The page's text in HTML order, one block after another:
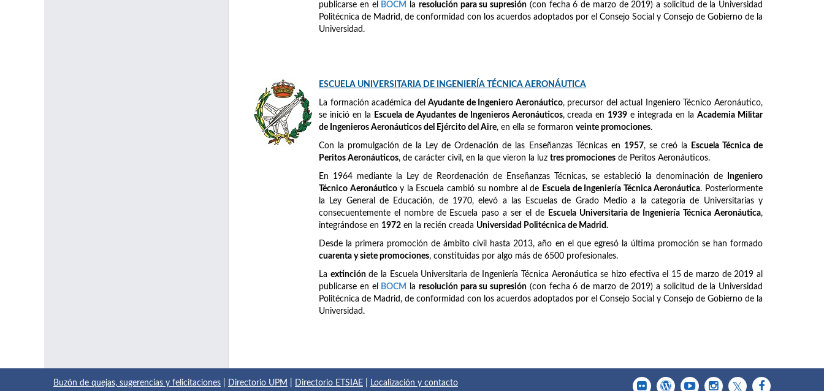
publicarse en el
BOCM la resolución para su supresión (con fecha 6 de marzo de 2019) a solicitud de la Universidad
Politécnica de Madrid, de conformidad con los acuerdos adoptados por el Consejo Social y Consejo de Gobierno de la
Universidad.
ESCUELA UNIVERSITARIA DE INGENIERÍA TÉCNICA AERONÁUTICA
La formación académica delAyudante de Ingeniero Aeronáutico, precursor del actual Ingeniero Técnico Aeronáutico,
se inició en la
Escuela de Ayudantes de Ingenieros Aeronáuticos, creada en 1939 e integrada en laAcademia Militar
de Ingenieros Aeronáuticos del Ejército del Aire, en ella se formaron veinte promociones.
Con la promulgación de la Ley de Ordenación de las Enseñanzas Técnicas en 1957, se creó la
Escuela Técnica de
Peritos Aeronáuticos, de carácter civil, en la que vieron la luz tres promociones de Peritos Aeronáuticos.
En 1964 mediante la Ley de Reordenación de Enseñanzas Técnicas, se estableció la denominación de
Ingeniero
Técnico Aeronáuticoy la Escuela cambió su nombre al de Escuela de Ingeniería Técnica Aeronáutica. Posteriormente
la Ley General de Educación, de 1970, elevó a las Escuelas de Grado Medio a la categoría de Universitarias y
consecuentemente el nombre de Escuela paso a ser el de
Escuela Universitaria de Ingeniería Técnica Aeronáutica,
integrándose en 1972 en la recién creada Universidad Politécnica de Madrid.
Desde la primera promoción de ámbito civil hasta 2013, año en el que egresó la última promoción se han formado
cuarenta y siete promociones, constituidas por algo más de 6500 profesionales.
La extinciónde la Escuela Universitaria de Ingeniería Técnica Aeronáutica se hizo efectiva el 15 de marzo de 2019 al
publicarse en el
BOCM la resolución para su supresión (con fecha 6 de marzo de 2019) a solicitud de la Universidad
Politécnica de Madrid, de conformidad con los acuerdos adoptados por el Consejo Social y Consejo de Gobierno de la
Universidad.
Buzón de quejas, sugerencias y felicitaciones Directorio UPM Directorio ETSIAE Localización y contacto